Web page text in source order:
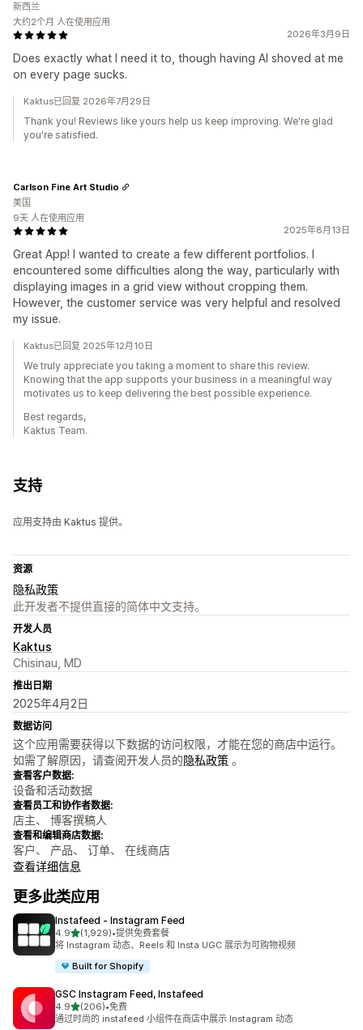
2026年3月9日
Does exactly what I need it to, though having AI shoved at me
on every page sucks.
新西兰
大约2个月 人在使用应用
Kaktus已回复 2026年7月29日
Thank you! Reviews like yours help us keep improving. We're glad
you're satisfied.
2025年8月13日
Great App! I wanted to create a few different portfolios. I
encountered some difficulties along the way, particularly with
displaying images in a grid view without cropping them.
However, the customer service was very helpful and resolved
my issue.
Carlson Fine Art Studio
美国
9天 人在使用应用
Kaktus已回复 2025年12月10日
We truly appreciate you taking a moment to share this review.
Knowing that the app supports your business in a meaningful way
motivates us to keep delivering the best possible experience.
Best regards,
Kaktus Team.
支持
应用支持由 Kaktus 提供。
资源
隐私政策
此开发者不提供直接的简体中文支持。
开发人员
Kaktus
Chisinau, MD
推出日期
2025年4月2日
数据访问
这个应用需要获得以下数据的访问权限，才能在您的商店中运行。
如需了解原因，请查阅开发人员的隐私政策 。
查看客户数据:
设备和活动数据
查看员工和协作者数据:
店主、 博客撰稿人
查看和编辑商店数据:
客户、 产品、 订单、 在线商店
查看详细信息
更多此类应用
Instafeed ‑ Instagram Feed
4.9星（满分 5 星）
(1,929)
总共 1929 条评论
•提供免费套餐
将 Instagram 动态、Reels 和 Insta UGC 展示为可购物视频
Built for Shopify
GSC Instagram Feed, Instafeed
4.9星（满分 5 星）
(206)
总共 206 条评论
•免费
通过时尚的 instafeed 小组件在商店中展示 Instagram 动态